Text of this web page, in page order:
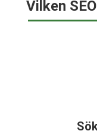
Vilken